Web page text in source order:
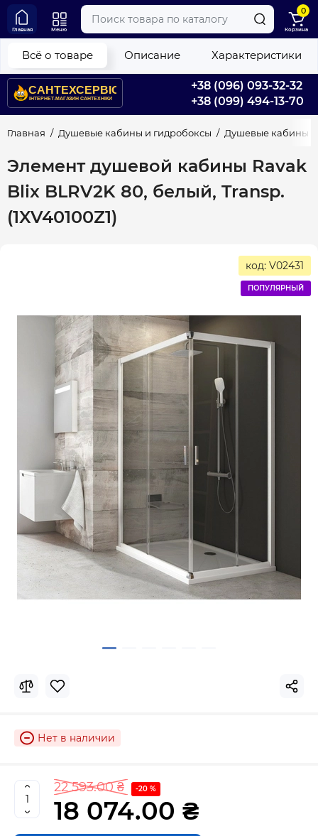
+38 (096) 093-32-32
+38 (099) 494-13-70
Главная Меню
0
Корзина
Главная Душевые кабины и гидробоксы Душевые кабины
Элемент душевой кабины Ravak
Blix BLRV2K 80, белый, Transp.
(1XV40100Z1)
Всё о товаре Описание Характеристики
код: V02431
ПОПУЛЯРНЫЙ
Нет в наличии
22 593.00 ₴ -20 %
18 074.00 ₴